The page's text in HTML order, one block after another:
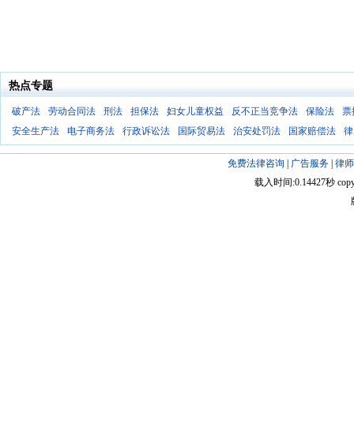
热点专题
破产法 劳动合同法 刑法 担保法 妇女儿童权益 反不正当竞争法 保险法
票
安全生产法
电子商务法 行政诉讼法 国际贸易法 治安处罚法 国家赔偿法
免费法律咨询 广告服务| 律
载入时间:0.14427秒